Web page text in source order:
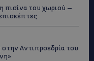
πισίνα του χωριού –
Αντιπροεδρία του